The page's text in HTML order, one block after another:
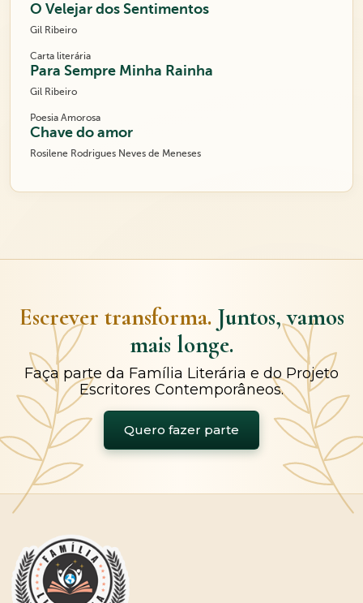
O Velejar dos Sentimentos
Gil Ribeiro
Carta literária
Para Sempre Minha Rainha
Gil Ribeiro
Poesia Amorosa
Chave do amor
Rosilene Rodrigues Neves de Meneses
Escrever transforma. Juntos, vamos
mais longe.
Faça parte da Família Literária e do Projeto
Escritores Contemporâneos.
Quero fazer parte